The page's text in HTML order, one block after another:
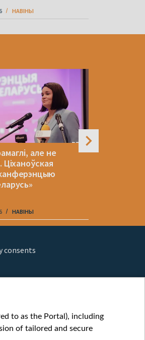
НАВІНЫ
але не
Ціханоўская
НАВІНЫ
consents
to as the Portal), including
of tailored and secure